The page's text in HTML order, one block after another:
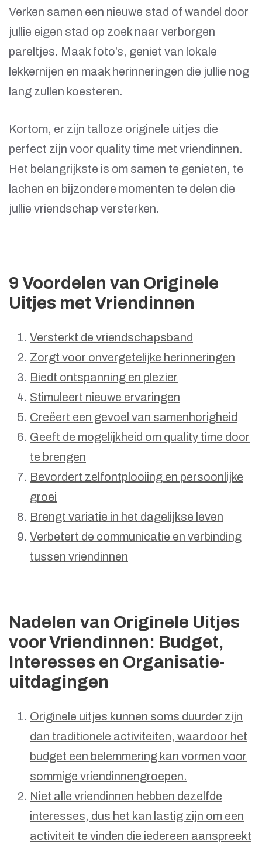
Verken samen een nieuwe stad of wandel door
jullie eigen stad op zoek naar verborgen
pareltjes. Maak foto’s, geniet van lokale
lekkernijen en maak herinneringen die jullie nog
lang zullen koesteren.
Kortom, er zijn talloze originele uitjes die
perfect zijn voor quality time met vriendinnen.
Het belangrijkste is om samen te genieten, te
lachen en bijzondere momenten te delen die
jullie vriendschap versterken.
9 Voordelen van Originele
Uitjes met Vriendinnen
Versterkt de vriendschapsband
Zorgt voor onvergetelijke herinneringen
Biedt ontspanning en plezier
Stimuleert nieuwe ervaringen
Creëert een gevoel van samenhorigheid
Geeft de mogelijkheid om quality time door
te brengen
Bevordert zelfontplooiing en persoonlijke
groei
Brengt variatie in het dagelijkse leven
Verbetert de communicatie en verbinding
tussen vriendinnen
Nadelen van Originele Uitjes
voor Vriendinnen: Budget,
Interesses en Organisatie-
uitdagingen
Originele uitjes kunnen soms duurder zijn
dan traditionele activiteiten, waardoor het
budget een belemmering kan vormen voor
sommige vriendinnengroepen.
Niet alle vriendinnen hebben dezelfde
interesses, dus het kan lastig zijn om een
activiteit te vinden die iedereen aanspreekt